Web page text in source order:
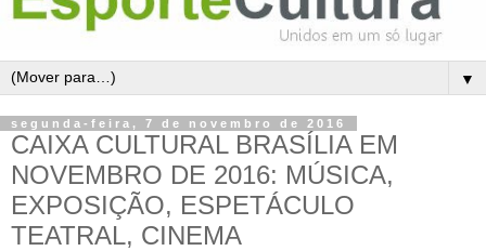
▼
segunda-feira, 7 de novembro de 2016
CAIXA CULTURAL BRASÍLIA EM
NOVEMBRO DE 2016: MÚSICA,
EXPOSIÇÃO, ESPETÁCULO
TEATRAL, CINEMA